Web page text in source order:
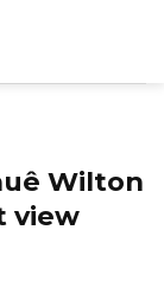
Wilton
view